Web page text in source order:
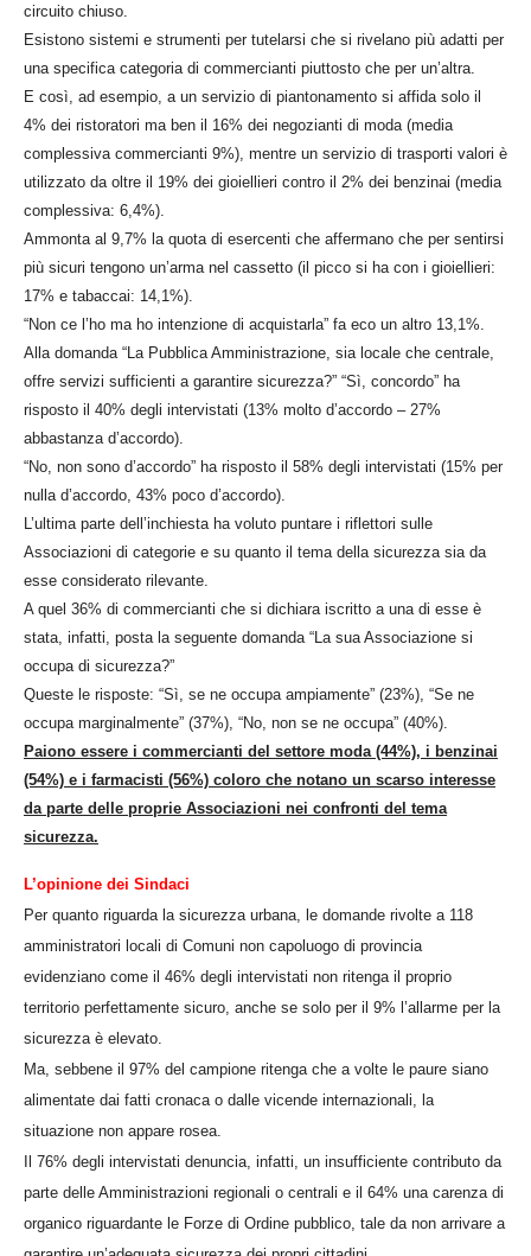
circuito chiuso.
Esistono sistemi e strumenti per tutelarsi che si rivelano più adatti per
una specifica categoria di commercianti piuttosto che per un’altra.
E così, ad esempio, a un servizio di piantonamento si affida solo il
4% dei ristoratori ma ben il 16% dei negozianti di moda (media
complessiva commercianti 9%), mentre un servizio di trasporti valori è
utilizzato da oltre il 19% dei gioiellieri contro il 2% dei benzinai (media
complessiva: 6,4%).
Ammonta al 9,7% la quota di esercenti che affermano che per sentirsi
più sicuri tengono un’arma nel cassetto (il picco si ha con i gioiellieri:
17% e tabaccai: 14,1%).
“Non ce l’ho ma ho intenzione di acquistarla” fa eco un altro 13,1%.
Alla domanda “La Pubblica Amministrazione, sia locale che centrale,
offre servizi sufficienti a garantire sicurezza?” “Sì, concordo” ha
risposto il 40% degli intervistati (13% molto d’accordo – 27%
abbastanza d’accordo).
“No, non sono d’accordo” ha risposto il 58% degli intervistati (15% per
nulla d’accordo, 43% poco d’accordo).
L’ultima parte dell’inchiesta ha voluto puntare i riflettori sulle
Associazioni di categorie e su quanto il tema della sicurezza sia da
esse considerato rilevante.
A quel 36% di commercianti che si dichiara iscritto a una di esse è
stata, infatti, posta la seguente domanda “La sua Associazione si
occupa di sicurezza?”
Queste le risposte: “Sì, se ne occupa ampiamente” (23%), “Se ne
occupa marginalmente” (37%), “No, non se ne occupa” (40%).
Paiono essere i commercianti del settore moda (44%), i benzinai
(54%) e i farmacisti (56%) coloro che notano un scarso interesse
da parte delle proprie Associazioni nei confronti del tema
sicurezza.
L’opinione dei Sindaci
Per quanto riguarda la sicurezza urbana, le domande rivolte a 118
amministratori locali di Comuni non capoluogo di provincia
evidenziano come il 46% degli intervistati non ritenga il proprio
territorio perfettamente sicuro, anche se solo per il 9% l’allarme per la
sicurezza è elevato.
Ma, sebbene il 97% del campione ritenga che a volte le paure siano
alimentate dai fatti cronaca o dalle vicende internazionali, la
situazione non appare rosea.
Il 76% degli intervistati denuncia, infatti, un insufficiente contributo da
parte delle Amministrazioni regionali o centrali e il 64% una carenza di
organico riguardante le Forze di Ordine pubblico, tale da non arrivare a